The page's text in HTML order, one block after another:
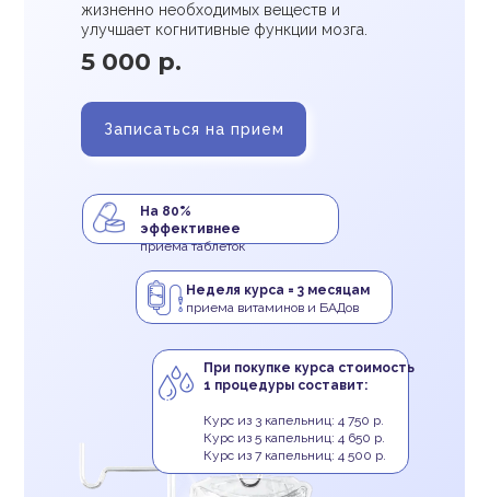
На 80%
эффективнее
приема таблеток
жизненно необходимых веществ и
улучшает когнитивные функции мозга.
Записаться на прием
5 000 р.
При покупке курса стоимость
1 процедуры составит:
Курс из 3 капельниц: 4 750 р.
Курс из 5 капельниц: 4 650 р.
Курс из 7 капельниц: 4 500 р.
Неделя курса = 3 месяцам
приема витаминов и БАДов